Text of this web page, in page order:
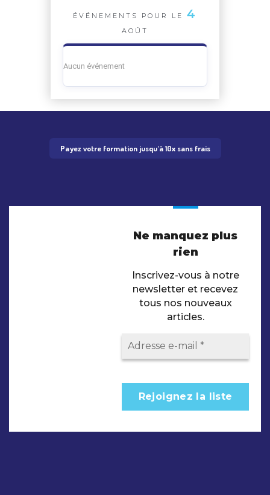
ÉVÉNEMENTS POUR LE 4
AOÛT
Aucun événement
Payez votre formation jusqu'à 10x sans frais
Ne manquez plus
rien
Inscrivez-vous à notre
newsletter et recevez
tous nos nouveaux
articles.